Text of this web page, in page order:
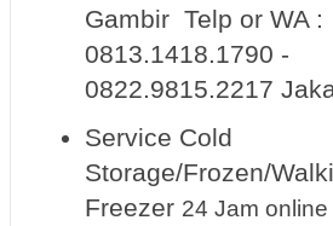
Gambir Telp or WA :
0813.1418.1790 -
0822.9815.2217
Service Cold
Storage/Frozen/
Freezer 24 Jam online